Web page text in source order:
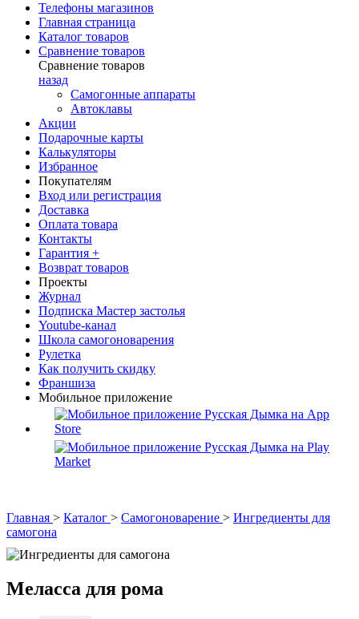
Телефоны магазинов
Главная страница
Каталог товаров
Сравнение товаров
Сравнение товаров
назад
Самогонные аппараты
Автоклавы
Акции
Подарочные карты
Калькуляторы
Избранное
Покупателям
Вход или регистрация
Доставка
Оплата товара
Контакты
Гарантия +
Возврат товаров
Проекты
Журнал
Подписка Мастер застолья
Youtube-канал
Школа самогоноварения
Рулетка
Как получить скидку
Франшиза
Мобильное приложение
Главная > Каталог > Самогоноварение > Ингредиенты для
самогона
Меласса для рома